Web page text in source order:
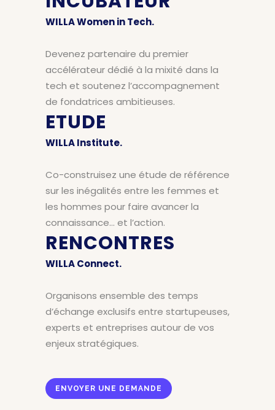
WILLA Women in Tech.
Devenez partenaire du premier
accélérateur dédié à la mixité dans la
tech et soutenez l’accompagnement
de fondatrices ambitieuses.
ETUDE
WILLA Institute.
Co-construisez une étude de référence
sur les inégalités entre les femmes et
les hommes pour faire avancer la
connaissance… et l’action.
RENCONTRES
WILLA Connect.
Organisons ensemble des temps
d’échange exclusifs entre startupeuses,
experts et entreprises autour de vos
enjeux stratégiques.
ENVOYER UNE DEMANDE